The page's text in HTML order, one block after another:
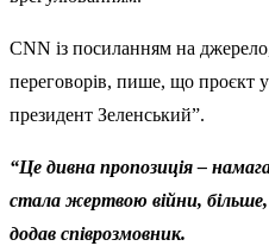
CNN із посиланням на
переговорів, пише, що проєкт
президент Зеленський”.
“Це дивна пропозиція –
стала жертвою війни,
додав співрозмовник.